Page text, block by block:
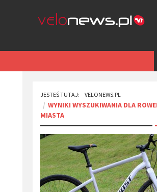
JESTEŚ TUTAJ: VELONEWS.PL
WYNIKI WYSZUKIWANIA DLA
MIASTA